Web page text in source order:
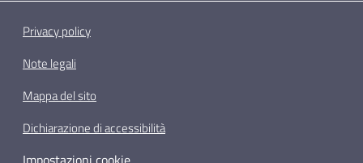
Privacy policy
Note legali
Mappa del sito
Dichiarazione di accessibilità